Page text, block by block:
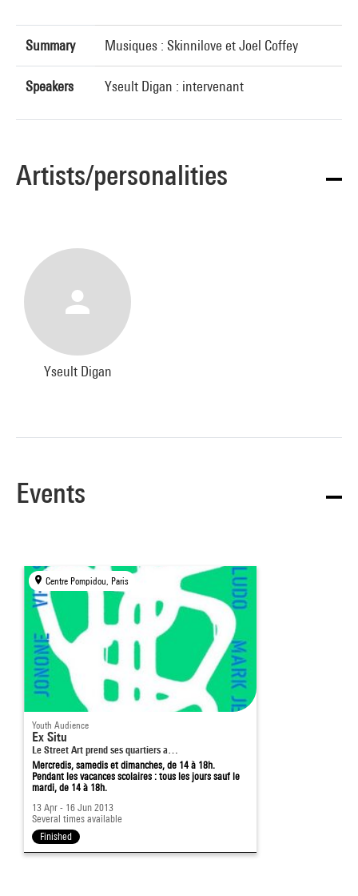
Summary Musiques : Skinnilove et Joel Coffey
Speakers Yseult Digan : intervenant
Artists/personalities
Yseult Digan
Events
Centre Pompidou, Paris
Youth Audience
Ex Situ
Le Street Art prend ses quartiers a…
Mercredis, samedis et dimanches, de 14 à 18h.
Pendant les vacances scolaires : tous les jours sauf le
mardi, de 14 à 18h.
13 Apr - 16 Jun 2013
Several times available
Finished